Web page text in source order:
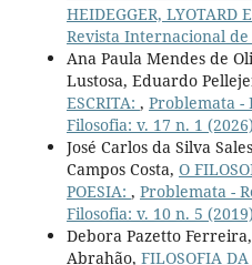
HEIDEGGER, LYOTARD
Revista Internacional de
Ana Paula Mendes de
Lustosa, Eduardo
ESCRITA: , Problemata -
Filosofia: v. 17 n. 1 (2026)
José Carlos da Silva
Campos Costa, O
POESIA: , Problemata -
Filosofia: v. 10 n. 5 (2019)
Debora Pazetto
Abrahão, FILOSOFIA